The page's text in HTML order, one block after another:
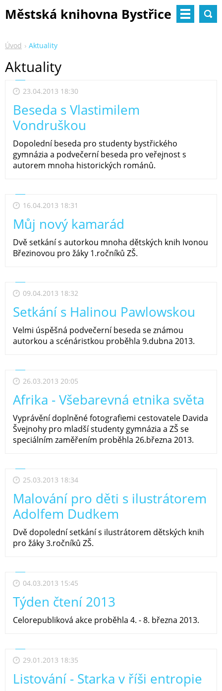
Městská knihovna Bystřice
Úvod Aktuality
Aktuality
23.04.2013 18:30
Beseda s Vlastimilem
Vondruškou
Dopolední beseda pro studenty bystřického
gymnázia a podvečerní beseda pro veřejnost s
autorem mnoha historických románů.
16.04.2013 18:31
Můj nový kamarád
Dvě setkání s autorkou mnoha dětských knih Ivonou
Březinovou pro žáky 1.ročníků ZŠ.
09.04.2013 18:32
Setkání s Halinou Pawlowskou
Velmi úspěšná podvečerní beseda se známou
autorkou a scénáristkou proběhla 9.dubna 2013.
26.03.2013 20:05
Afrika - Všebarevná etnika světa
Vyprávění doplněné fotografiemi cestovatele Davida
Švejnohy pro mladší studenty gymnázia a ZŠ se
speciálním zaměřením proběhla 26.března 2013.
25.03.2013 18:34
Malování pro děti s ilustrátorem
Adolfem Dudkem
Dvě dopolední setkání s ilustrátorem dětských knih
pro žáky 3.ročníků ZŠ.
04.03.2013 15:45
Týden čtení 2013
Celorepubliková akce proběhla 4. - 8. března 2013.
29.01.2013 18:35
Listování - Starka v říši entropie